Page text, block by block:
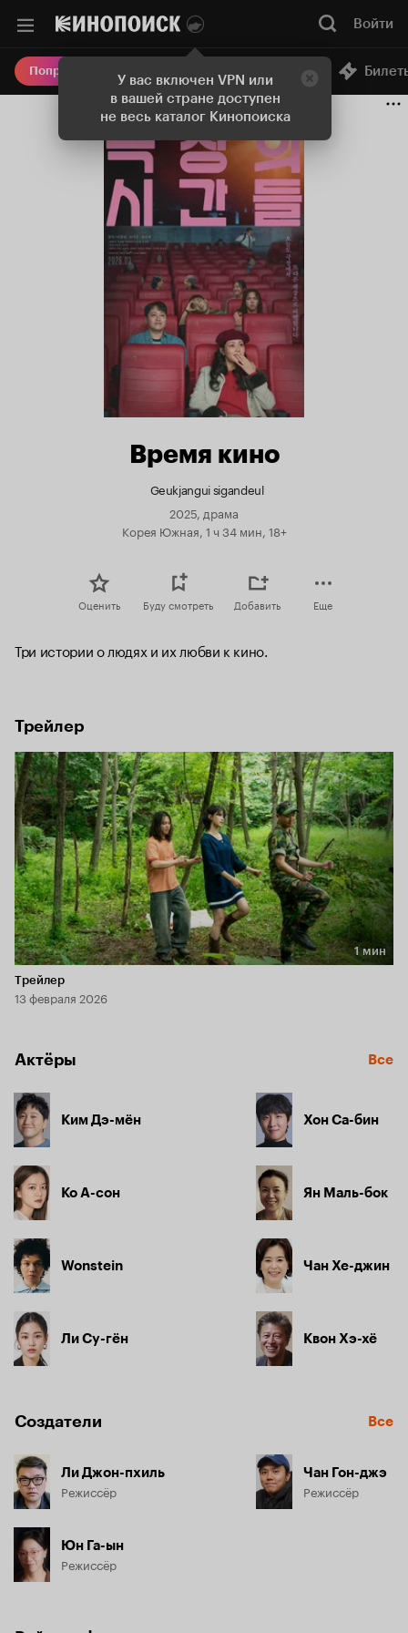
У вас включен VPN или
в вашей стране доступен
не весь каталог Кинопоиска
Войти
Попробовать Плюс Онлайн-кинотеатр
Время кино
Geukjangui sigandeul
2025, драма
Корея Южная, 1 ч 34 мин, 18+
Оценить Буду смотреть Добавить Еще
Три истории о людях и их любви к кино.
Трейлер
Длительность 1 мин
1 мин
Трейлер
13 февраля 2026
Актёры Все
Ким Дэ-мён
Ко А-сон
Wonstein
Ли Су-гён
Хон Са-бин
Ян Маль-бок
Чан Хе-джин
Квон Хэ-хё
Создатели Все
Ли Джон-пхиль
Режиссёр
Юн Га-ын
Режиссёр
Чан Гон-джэ
Режиссёр